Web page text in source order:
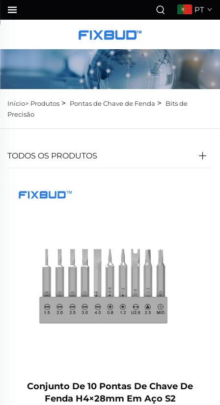
PT
Início> Produtos > Pontas de Chave de Fenda >
Bits de
Precisão
TODOS OS PRODUTOS
Conjunto De 10 Pontas De Chave De
Fenda H4×28mm Em Aço S2